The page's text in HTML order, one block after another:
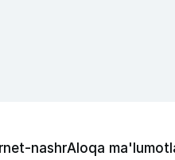
nashrAloqa